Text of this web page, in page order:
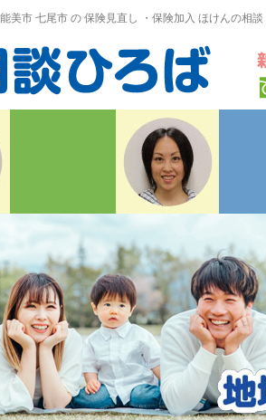
美市 七尾市 の 保険見直し ・保険加入 ほけんの相談